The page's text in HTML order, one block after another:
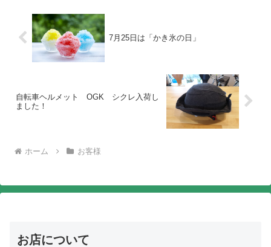
7月25日は「かき氷の日」
自転車ヘルメット OGK シクレ入荷し
ました！
ホーム お客様
お店について